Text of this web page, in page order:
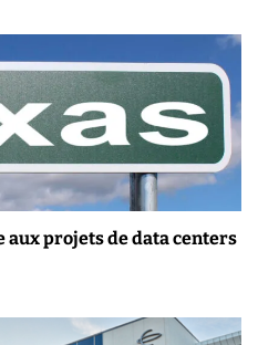
aux projets de data centers